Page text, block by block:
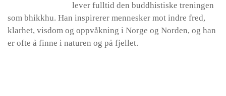
lever fulltid den buddhistiske treningen
som bhikkhu. Han inspirerer mennesker mot indre fred,
klarhet, visdom og oppvåkning i Norge og Norden, og han
er ofte å finne i naturen og på fjellet.